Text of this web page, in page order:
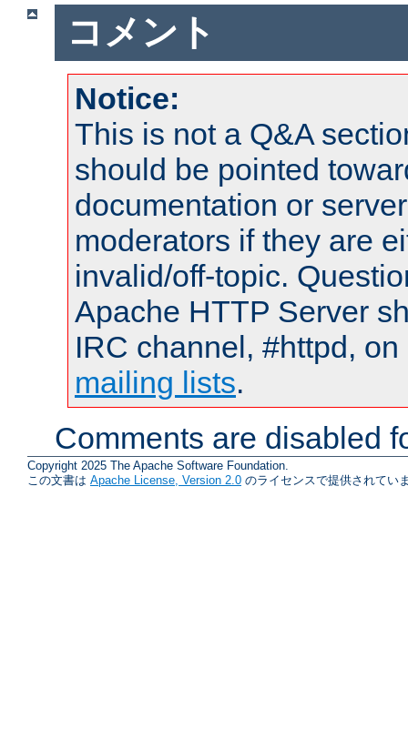
コメント
Notice:
This is not a Q&A
should be pointed
documentation or
moderators if they are
invalid/off-topic.
Apache HTTP Server
IRC channel, #httpd,
mailing lists.
Comments are disabled
Copyright 2025 The Apache Software Foundation.
この文書は Apache License, Version 2.0 のライセンスで提供されてい